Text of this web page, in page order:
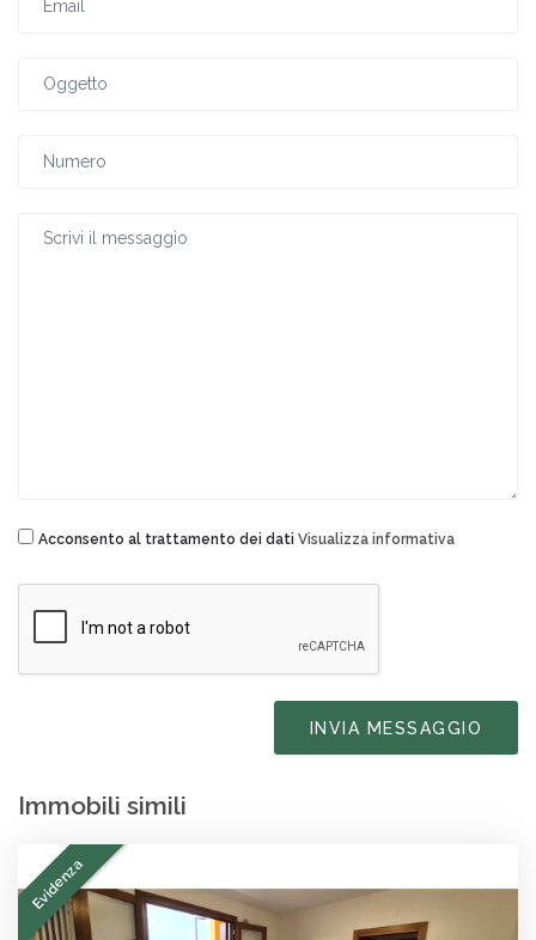
Acconsento al trattamento dei dati Visualizza informativa
INVIA MESSAGGIO
Immobili simili
Evidenza